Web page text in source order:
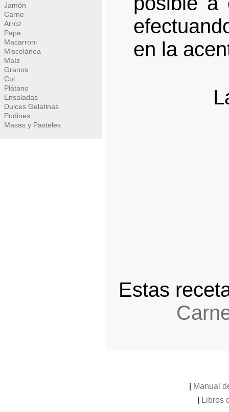
Jamón
Carne
Arroz
Papa
Macarroni
Miscelánea
Maíz
Granos
Col
Plátano
Ensaladas
Dulces Gelatinas
Pudines
Masas y Pasteles
en la
Estas
Manual
Libros